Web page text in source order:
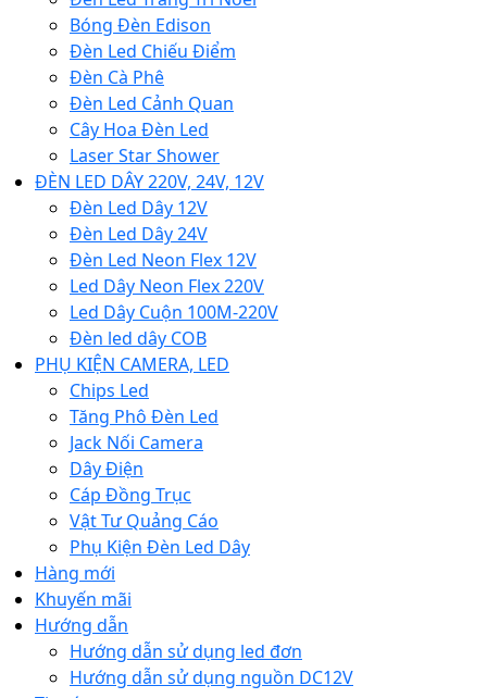
Bóng Đèn Edison
Đèn Led Chiếu Điểm
Đèn Cà Phê
Đèn Led Cảnh Quan
Cây Hoa Đèn Led
Laser Star Shower
ĐÈN LED DÂY 220V, 24V, 12V
Đèn Led Dây 12V
Đèn Led Dây 24V
Đèn Led Neon Flex 12V
Led Dây Neon Flex 220V
Led Dây Cuộn 100M-220V
Đèn led dây COB
PHỤ KIỆN CAMERA, LED
Chips Led
Tăng Phô Đèn Led
Jack Nối Camera
Dây Điện
Cáp Đồng Trục
Vật Tư Quảng Cáo
Phụ Kiện Đèn Led Dây
Hàng mới
Khuyến mãi
Hướng dẫn
Hướng dẫn sử dụng led đơn
Hướng dẫn sử dụng nguồn DC12V